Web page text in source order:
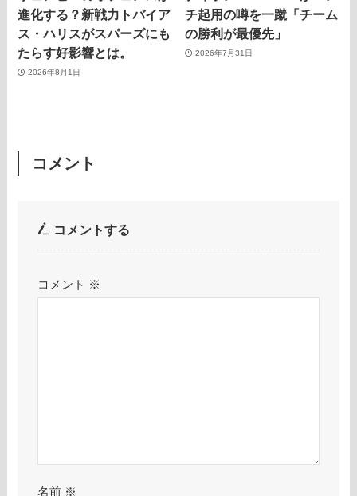
進化する？新戦力トバイア
ス・ハリスがスパーズにも
たらす好影響とは。
2026年8月1日
チ起用の噂を一蹴「チーム
の勝利が最優先」
2026年7月31日
コメント
コメントする
コメント ※
名前 ※